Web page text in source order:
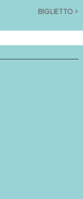
BIGLIETTO >
BIGLIETTO >